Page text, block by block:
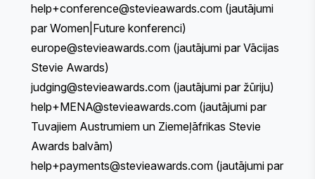
help+conference@stevieawards.com (jautājumi
par Women|Future konferenci)
europe@stevieawards.com (jautājumi par Vācijas
Stevie Awards)
judging@stevieawards.com (jautājumi par žūriju)
help+MENA@stevieawards.com (jautājumi par
Tuvajiem Austrumiem un Ziemeļāfrikas Stevie
Awards balvām)
help+payments@stevieawards.com (jautājumi par